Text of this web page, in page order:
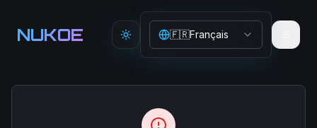
NUKOE Toggle theme
🇫🇷Français